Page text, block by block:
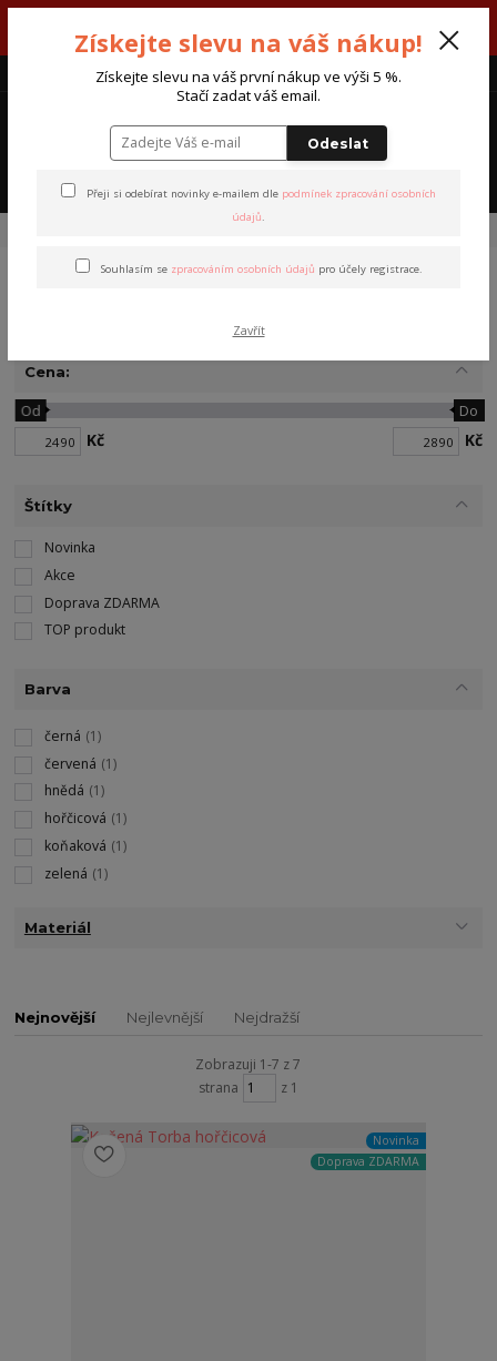
od 7:00 do 15:30 hodin.
CZK
Cena:
Kč
Od Do
Kč
Štítky
Novinka
Akce
Doprava ZDARMA
TOP produkt
Barva
černá (1)
červená (1)
hnědá (1)
hořčicová (1)
koňaková (1)
zelená (1)
Materiál
Nejnovější Nejlevnější Nejdražší
Zobrazuji 1-7 z 7
strana
z 1
Novinka
Doprava ZDARMA
Získejte slevu na váš nákup!
Získejte slevu na váš první nákup ve výši 5 %.
Stačí zadat váš email.
Odeslat
Přeji si odebírat novinky e-mailem dle podmínek zpracování osobních
údajů.
Souhlasím se zpracováním osobních údajů pro účely registrace.
Zavřít